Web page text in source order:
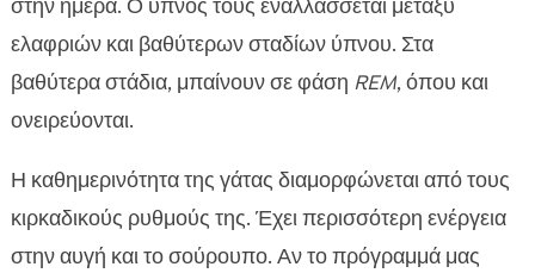
στην ημέρα. Ο ύπνος τους εναλλάσσεται μεταξύ
ελαφριών και βαθύτερων σταδίων ύπνου. Στα
βαθύτερα στάδια, μπαίνουν σε φάση REM, όπου και
ονειρεύονται.
Η καθημερινότητα της γάτας διαμορφώνεται από τους
κιρκαδικούς ρυθμούς της. Έχει περισσότερη ενέργεια
στην αυγή και το σούρουπο. Αν το πρόγραμμά μας